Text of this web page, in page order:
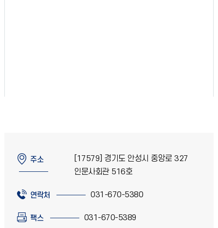
주소
[17579] 경기도 안성시 중앙로 327
인문사회관 516호
연락처 031-670-5380
팩스 031-670-5389